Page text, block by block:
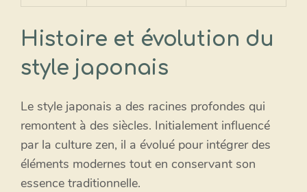
Histoire et évolution du
style japonais
Le style japonais a des racines profondes qui
remontent à des siècles. Initialement influencé
par la culture zen, il a évolué pour intégrer des
éléments modernes tout en conservant son
essence traditionnelle.